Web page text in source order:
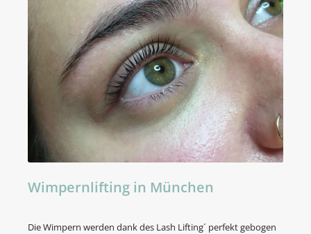
Wimpernlifting in München
Die Wimpern werden dank des Lash Lifting´ perfekt gebogen